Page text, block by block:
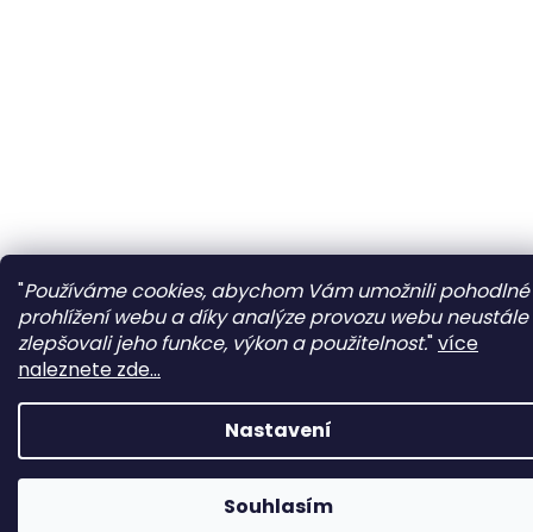
"Používáme cookies, abychom Vám umožnili pohodlné
prohlížení webu a díky analýze provozu webu neustále
zlepšovali jeho funkce, výkon a použitelnost."více
naleznete zde...
Nastavení
Souhlasím